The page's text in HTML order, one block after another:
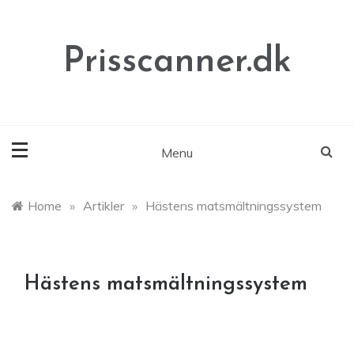
Prisscanner.dk
Menu
Home » Artikler » Hästens matsmältningssystem
Hästens matsmältningssystem